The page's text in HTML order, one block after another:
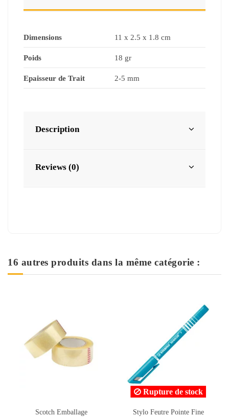
Dimensions 11 x 2.5 x 1.8 cm
Poids 18 gr
Epaisseur de Trait 2-5 mm
Description
Reviews (0)
16 autres produits dans la même catégorie :
Stylo Feutre Pointe Fine
12 Tubes Gouache + Palette